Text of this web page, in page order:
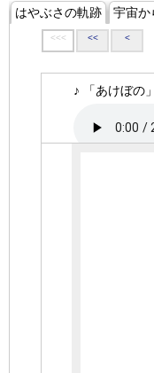
はやぶさの軌跡 宇宙か
<<< << <
♪ 「あけぼの」